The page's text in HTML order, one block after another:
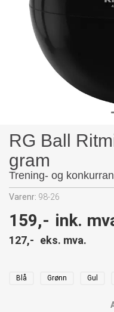
RG Ball
gram
Trening- og
Varenr: 98-26
159,- ink.
127,- eks. mva.
Blå Grønn Gul